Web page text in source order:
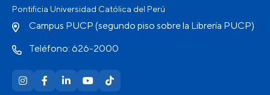
Pontificia Universidad Católica del Perú
Campus PUCP (segundo piso sobre la Librería PUCP)
Teléfono: 626-2000